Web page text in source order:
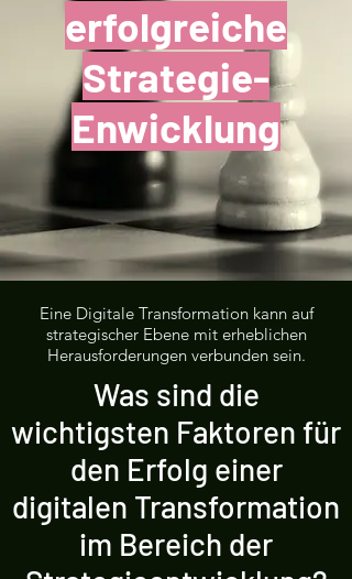
erfolgreiche
Strategie-
Enwicklung
Eine Digitale Transformation kann auf
strategischer Ebene mit erheblichen
Herausforderungen verbunden sein.
Was sind die
wichtigsten Faktoren für
den Erfolg einer
digitalen Transformation
im Bereich der